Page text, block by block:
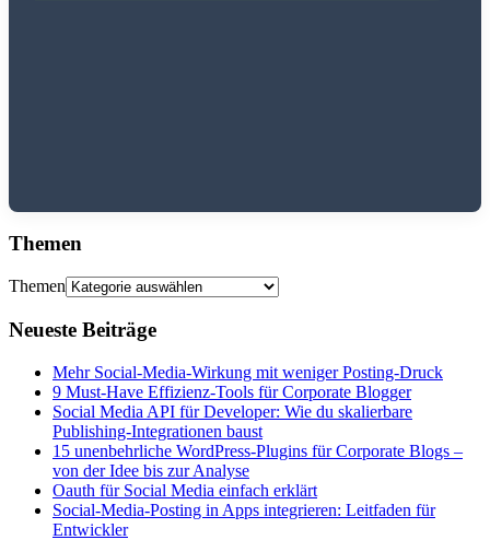
Themen
Themen
Neueste Beiträge
Mehr Social-Media-Wirkung mit weniger Posting-Druck
9 Must-Have Effizienz-Tools für Corporate Blogger
Social Media API für Developer: Wie du skalierbare
Publishing-Integrationen baust
15 unenbehrliche WordPress-Plugins für Corporate Blogs –
von der Idee bis zur Analyse
Oauth für Social Media einfach erklärt
Social-Media-Posting in Apps integrieren: Leitfaden für
Entwickler